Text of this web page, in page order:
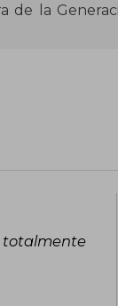
de la
totalmente